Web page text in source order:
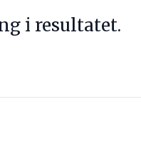
i resultatet.